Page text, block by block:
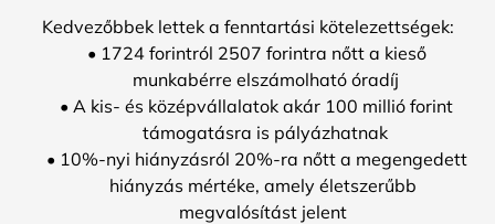
Kedvezőbbek lettek a fenntartási kötelezettségek:
1724 forintról 2507 forintra nőtt a kieső
munkabérre elszámolható óradíj
A kis- és középvállalatok akár 100 millió forint
támogatásra is pályázhatnak
10%-nyi hiányzásról 20%-ra nőtt a megengedett
hiányzás mértéke, amely életszerűbb
megvalósítást jelent